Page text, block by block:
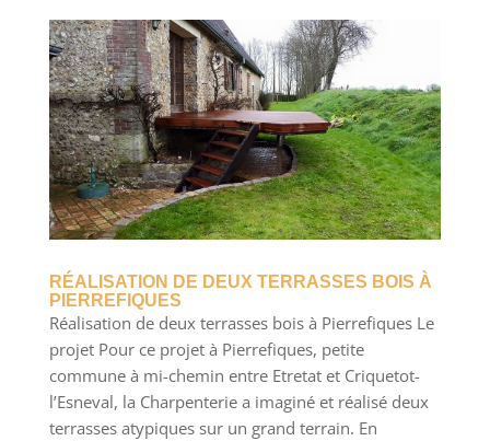
RÉALISATION DE DEUX TERRASSES BOIS À
PIERREFIQUES
Réalisation de deux terrasses bois à Pierrefiques Le
projet Pour ce projet à Pierrefiques, petite
commune à mi-chemin entre Etretat et Criquetot-
l’Esneval, la Charpenterie a imaginé et réalisé deux
terrasses atypiques sur un grand terrain. En